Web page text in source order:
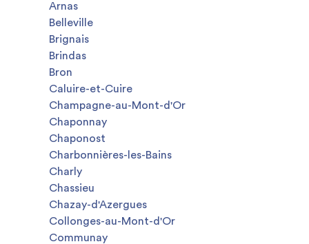
Arnas
Belleville
Brignais
Brindas
Bron
Caluire-et-Cuire
Champagne-au-Mont-d'Or
Chaponnay
Chaponost
Charbonnières-les-Bains
Charly
Chassieu
Chazay-d'Azergues
Collonges-au-Mont-d'Or
Communay